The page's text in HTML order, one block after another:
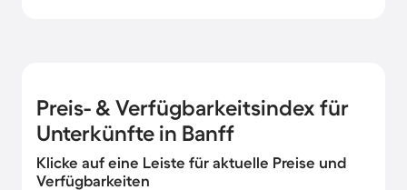
Preis- & Verfügbarkeitsindex für
Unterkünfte in Banff
Klicke auf eine Leiste für aktuelle Preise und
Verfügbarkeiten